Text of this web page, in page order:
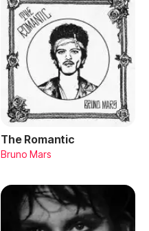
The Romantic
Bruno Mars